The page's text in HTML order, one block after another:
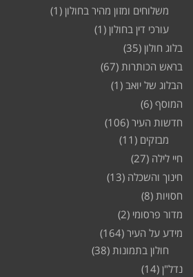
משלוחים ומזון מהיר בחולון (1)
עורכי דין בחולון (1)
בלוג חולון (35)
בראש הכותרות (67)
הבלוג של יואב (1)
המוסף (6)
חדשות העיר (106)
מבזקים (11)
חיי לילה (27)
חינוך והשכלה (13)
חסויות (8)
מדור פרסומי (2)
מידע על העיר (164)
חולון בתמונות (38)
נדל"ן (14)